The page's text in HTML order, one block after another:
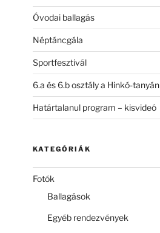
Óvodai ballagás
Néptáncgála
Sportfesztivál
6.a és 6.b osztály a Hinkó-tanyán
Határtalanul program – kisvideó
KATEGÓRIÁK
Fotók
Ballagások
Egyéb rendezvények